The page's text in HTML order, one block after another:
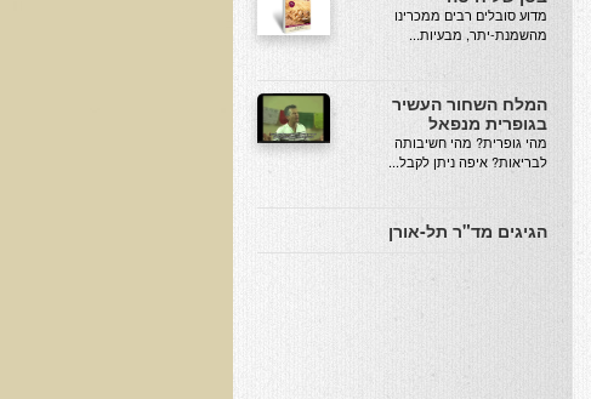
​מדוע סובלים רבים ממכרינו
מהשמנת-יתר, מבעיות...
המלח השחור העשיר
בגופרית מנפאל
מהי גופרית? מהי חשיבותה
לבריאות? איפה ניתן לקבל...
הגיגים מד"ר תל-אורן